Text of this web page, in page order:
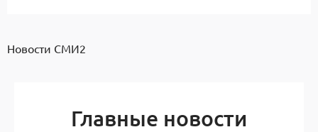
Новости СМИ2
Главные новости